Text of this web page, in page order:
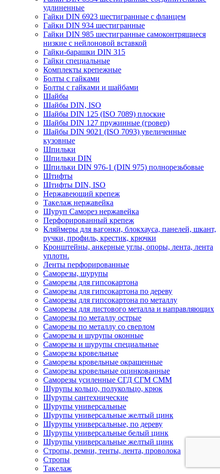
удлиненные
Гайки DIN 6923 шестигранные с фланцем
Гайки DIN 934 шестигранные
Гайки DIN 985 шестигранные самоконтрящиеся
низкие с нейлоновой вставкой
Гайки-барашки DIN 315
Гайки специальные
Комплекты крепежные
Болты с гайками
Болты с гайками и шайбами
Шайбы
Шайбы DIN, ISO
Шайбы DIN 125 (ISO 7089) плоские
Шайбы DIN 127 пружинные (гровер)
Шайбы DIN 9021 (ISO 7093) увеличенные
кузовные
Шпильки
Шпильки DIN
Шпильки DIN 976-1 (DIN 975) полнорезьбовые
Штифты
Штифты DIN, ISO
Нержавеющий крепеж
Такелаж нержавейка
Шуруп Саморез нержавейка
Перфорированный крепеж
Кляймеры для вагонки, блокхауса, панелей, шкант,
ручки, профиль, крестик, крючки
Кронштейны, анкерные углы, опоры, лента, лента
уплотн.
Ленты перфорированные
Саморезы, шурупы
Саморезы для гипсокартона
Саморезы для гипсокартона по дереву
Саморезы для гипсокартона по металлу
Саморезы для листового металла и направляющих
Саморезы по металлу острые
Саморезы по металлу со сверлом
Саморезы и шурупы оконные
Саморезы и шурупы специальные
Саморезы кровельные
Саморезы кровельные окрашенные
Саморезы кровельные оцинкованные
Саморезы усиленные СГД СГМ СММ
Шурупы кольцо, полукольцо, крюк
Шурупы сантехнические
Шурупы универсальные
Шурупы универсальные желтый цинк
Шурупы универсальные, по дереву
Шурупы универсальные белый цинк
Шурупы универсальные желтый цинк
Стропы, ремни, тенты, лента, проволока
Стропы
Такелаж